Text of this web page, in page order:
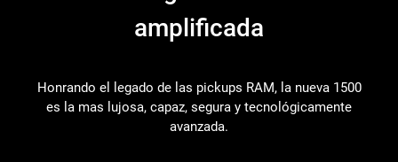
amplificada
Honrando el legado de las pickups RAM, la nueva 1500
es la mas lujosa, capaz, segura y tecnológicamente
avanzada.